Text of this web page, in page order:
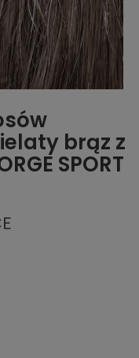
brąz z
SPORT